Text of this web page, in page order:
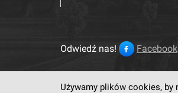
Odwiedź nas! Facebook
Używamy plików cookies, by